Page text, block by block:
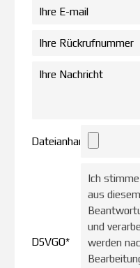
Dateianhang
DSVGO*
Ich
aus
und
werden